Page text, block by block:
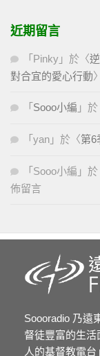
近期留言
「 Pinky 」於〈
對合宜的愛心行動
「 Sooo小編 」
「 yan 」於〈第6
「 Sooo小編 」
佈留言
Soooradio 乃遠
督徒豐富的生
人的基督教電台